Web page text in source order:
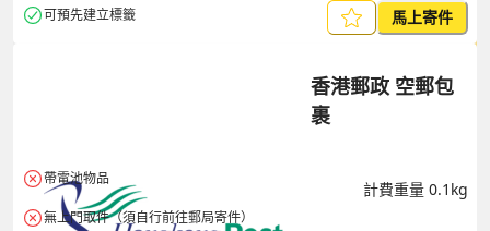
可預先建立標籤 馬上寄件
香港郵政 空郵包
裹
帶電池物品
無上門取件（須自行前往郵局寄件）
計費重量 0.1 kg